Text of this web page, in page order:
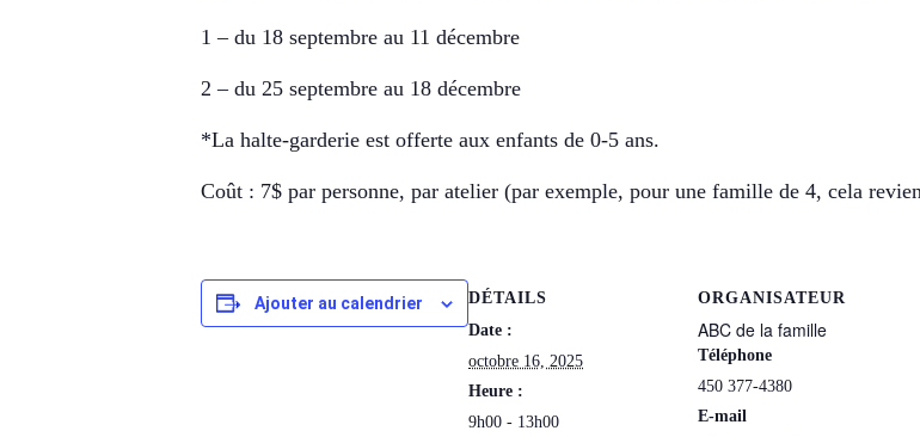
1 – du 18 septembre au 11 décembre
2 – du 25 septembre au 18 décembre
*La halte-garderie est offerte aux enfants de 0-5 ans.
Coût : 7$ par personne, par atelier (par exemple, pour une famille de 4, cela
Ajouter au calendrier
DÉTAILS
Date :
octobre 16, 2025
Heure :
9h00 - 13h00
ORGANISATEUR
ABC de la famille
Téléphone
450 377-4380
E-mail